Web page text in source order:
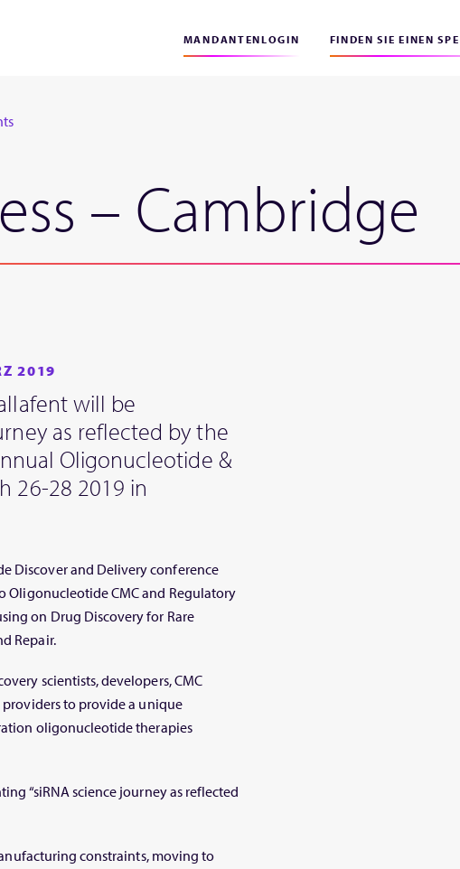
MANDANTENLOGIN FINDEN SIE EINEN
– Cambridge
2019
will be
as reflected by the
Oligonucleotide &
26-28 2019 in
Discover and Delivery conference
Oligonucleotide CMC and Regulatory
on Drug Discovery for Rare
Repair.
scientists, developers, CMC
to provide a unique
oligonucleotide therapies
“siRNA science journey as reflected
constraints, moving to